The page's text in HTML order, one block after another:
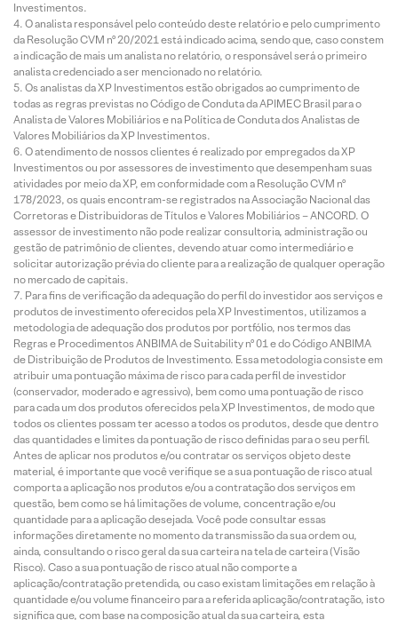
Investimentos.
O analista responsável pelo conteúdo deste relatório e pelo cumprimento
da Resolução CVM nº 20/2021 está indicado acima, sendo que, caso constem
a indicação de mais um analista no relatório, o responsável será o primeiro
analista credenciado a ser mencionado no relatório.
Os analistas da XP Investimentos estão obrigados ao cumprimento de
todas as regras previstas no Código de Conduta da APIMEC Brasil para o
Analista de Valores Mobiliários e na Política de Conduta dos Analistas de
Valores Mobiliários da XP Investimentos.
O atendimento de nossos clientes é realizado por empregados da XP
Investimentos ou por assessores de investimento que desempenham suas
atividades por meio da XP, em conformidade com a Resolução CVM nº
178/2023, os quais encontram-se registrados na Associação Nacional das
Corretoras e Distribuidoras de Títulos e Valores Mobiliários – ANCORD. O
assessor de investimento não pode realizar consultoria, administração ou
gestão de patrimônio de clientes, devendo atuar como intermediário e
solicitar autorização prévia do cliente para a realização de qualquer operação
no mercado de capitais.
Para fins de verificação da adequação do perfil do investidor aos serviços e
produtos de investimento oferecidos pela XP Investimentos, utilizamos a
metodologia de adequação dos produtos por portfólio, nos termos das
Regras e Procedimentos ANBIMA de Suitability nº 01 e do Código ANBIMA
de Distribuição de Produtos de Investimento. Essa metodologia consiste em
atribuir uma pontuação máxima de risco para cada perfil de investidor
(conservador, moderado e agressivo), bem como uma pontuação de risco
para cada um dos produtos oferecidos pela XP Investimentos, de modo que
todos os clientes possam ter acesso a todos os produtos, desde que dentro
das quantidades e limites da pontuação de risco definidas para o seu perfil.
Antes de aplicar nos produtos e/ou contratar os serviços objeto deste
material, é importante que você verifique se a sua pontuação de risco atual
comporta a aplicação nos produtos e/ou a contratação dos serviços em
questão, bem como se há limitações de volume, concentração e/ou
quantidade para a aplicação desejada. Você pode consultar essas
informações diretamente no momento da transmissão da sua ordem ou,
ainda, consultando o risco geral da sua carteira na tela de carteira (Visão
Risco). Caso a sua pontuação de risco atual não comporte a
aplicação/contratação pretendida, ou caso existam limitações em relação à
quantidade e/ou volume financeiro para a referida aplicação/contratação, isto
significa que, com base na composição atual da sua carteira, esta